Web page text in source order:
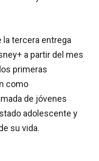
la tercera entrega
a partir del mes
primeras
como
de jóvenes
adolescente y
su vida.